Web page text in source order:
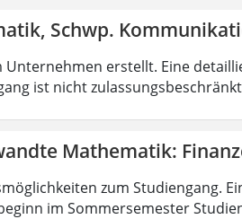
Schwp.
Unternehmen erstellt. Eine
ist nicht
Mathematik:
zum Studiengang.
im Sommersemester